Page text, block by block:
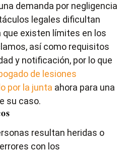
demanda por negligencia
legales dificultan
existen límites en los
así como requisitos
y notificación, por lo que
de lesiones
por la junta ahora para una
su caso.
resultan heridas o
con los